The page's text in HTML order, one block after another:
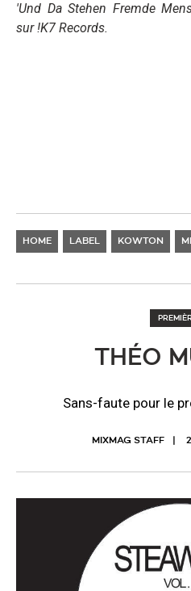
'Und Da Stehen Fremde
sur !K7 Records.
HOME LABEL KOWTON
THÉO
Sans-faute pour le
MIXMAG STAFF